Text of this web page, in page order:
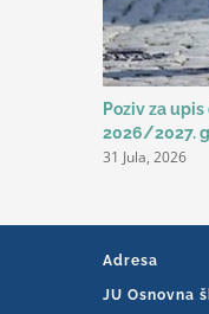
Poziv za
2026/2027.
31 Jula, 2026
Adresa
JU Osnovna